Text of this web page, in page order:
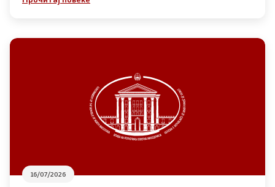
16/07/2026